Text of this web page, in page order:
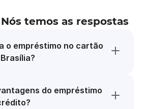
temos as respostas
o empréstimo no cartão
do empréstimo